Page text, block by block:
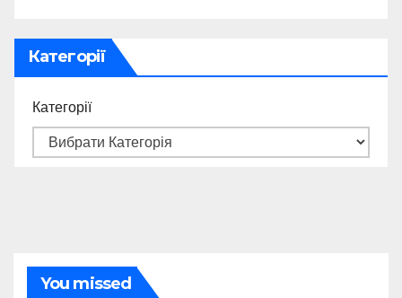
Категорії
Категорії
You missed